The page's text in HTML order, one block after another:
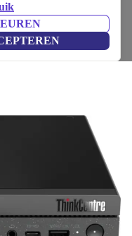
G4 SFF
+ BT | Win 11 Pro